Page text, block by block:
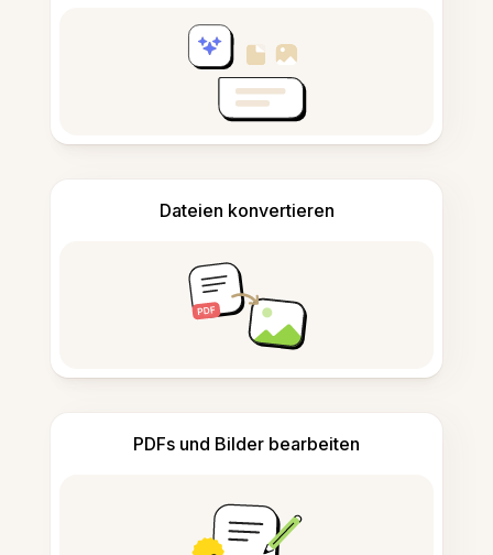
Dateien konvertieren
PDFs und Bilder bearbeiten